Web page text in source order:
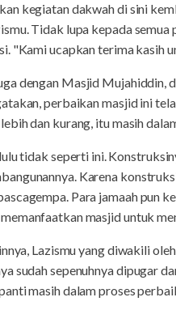
kegiatan dakwah di sini
Tidak lupa kepada
"Kami ucapkan terima kasih
dengan Masjid Mujahiddin,
perbaikan masjid ini
dan kurang, itu masih
tidak seperti ini.
Karena
Para jamaah pun
masjid untuk
Lazismu yang diwakili
sudah sepenuhnya dipugar
masih dalam proses